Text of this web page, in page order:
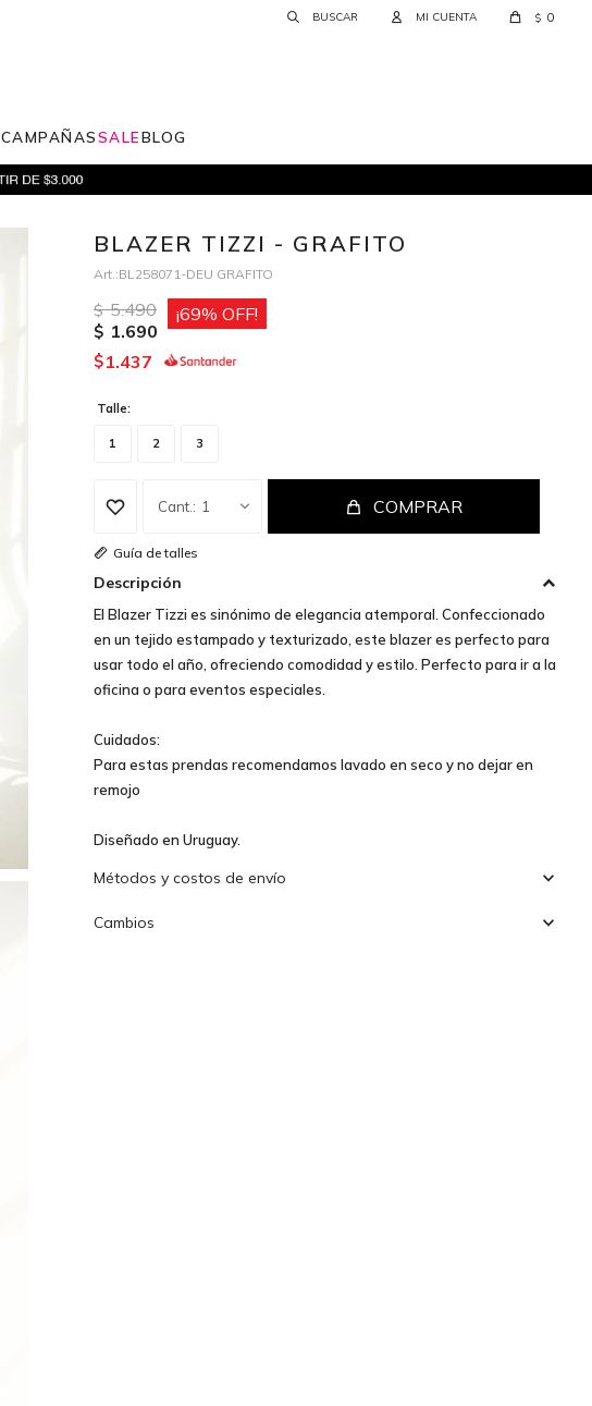
CAMPAÑASSALEBLOG
$ 0
BLAZER TIZZI - GRAFITO
BL258071-DEU GRAFITO
$ 5.490
$ 1.690
69
$1.437
Talle:
1 2 3
1 COMPRAR
Guía de talles
Descripción
El Blazer Tizzi es sinónimo de elegancia atemporal. Confeccionado
en un tejido estampado y texturizado, este blazer es perfecto para
usar todo el año, ofreciendo comodidad y estilo. Perfecto para ir a la
oficina o para eventos especiales.
Cuidados:
Para estas prendas recomendamos lavado en seco y no dejar en
remojo
Diseñado en Uruguay.
Métodos y costos de envío
Cambios